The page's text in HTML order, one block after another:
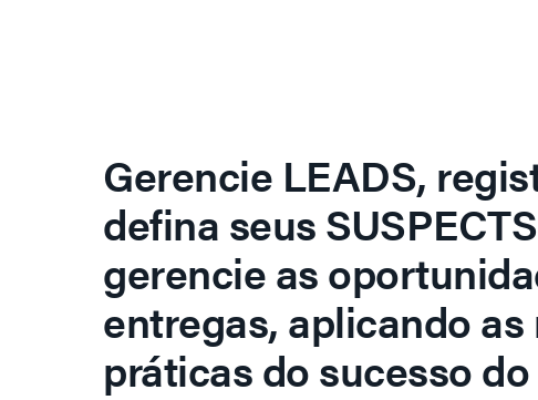
Gerencie LEADS,
defina seus
gerencie as
entregas, aplicando
práticas do sucesso